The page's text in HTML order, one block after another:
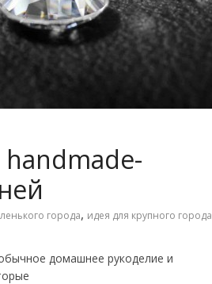
города, идея для крупного города
домашнее рукоделие и